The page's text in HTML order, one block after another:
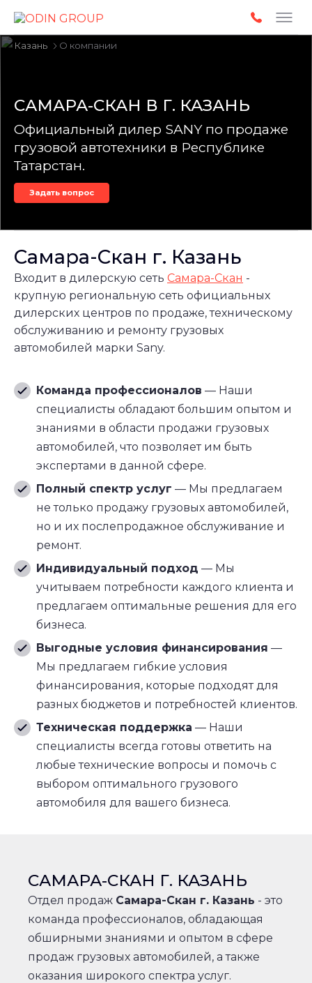
Slideshow Items
Казань О компании
САМАРА-СКАН В Г. КАЗАНЬ
Официальный дилер SANY по продаже
грузовой автотехники в Республике
Татарстан.
Задать вопрос
Самара-Скан г. Казань
Входит в дилерскую сеть Самара-Скан -
крупную региональную сеть официальных
дилерских центров по продаже, техническому
обслуживанию и ремонту грузовых
автомобилей марки Sany.
Команда профессионалов — Наши
специалисты обладают большим опытом и
знаниями в области продажи грузовых
автомобилей, что позволяет им быть
экспертами в данной сфере.
Полный спектр услуг — Мы предлагаем
не только продажу грузовых автомобилей,
но и их послепродажное обслуживание и
ремонт.
Индивидуальный подход — Мы
учитываем потребности каждого клиента и
предлагаем оптимальные решения для его
бизнеса.
Выгодные условия финансирования —
Мы предлагаем гибкие условия
финансирования, которые подходят для
разных бюджетов и потребностей клиентов.
Техническая поддержка — Наши
специалисты всегда готовы ответить на
любые технические вопросы и помочь с
выбором оптимального грузового
автомобиля для вашего бизнеса.
САМАРА-СКАН Г. КАЗАНЬ
Отдел продаж Самара-Скан г. Казань - это
команда профессионалов, обладающая
обширными знаниями и опытом в сфере
продаж грузовых автомобилей, а также
оказания широкого спектра услуг.